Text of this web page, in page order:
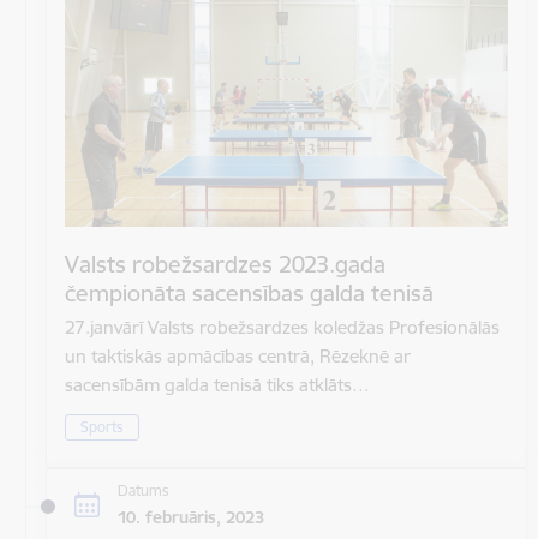
Valsts robežsardzes 2023.gada
čempionāta sacensības galda tenisā
27.janvārī Valsts robežsardzes koledžas Profesionālās
un taktiskās apmācības centrā, Rēzeknē ar
sacensībām galda tenisā tiks atklāts…
Sports
Datums
10. februāris, 2023